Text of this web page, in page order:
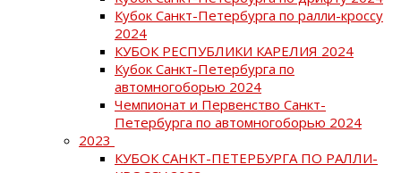
Кубок Санкт-Петербурга по ралли-кроссу
2024
КУБОК РЕСПУБЛИКИ КАРЕЛИЯ 2024
Кубок Санкт-Петербурга по
автомногоборью 2024
Чемпионат и Первенство Санкт-
Петербурга по автомногоборью 2024
2023
КУБОК САНКТ-ПЕТЕРБУРГА ПО РАЛЛИ-